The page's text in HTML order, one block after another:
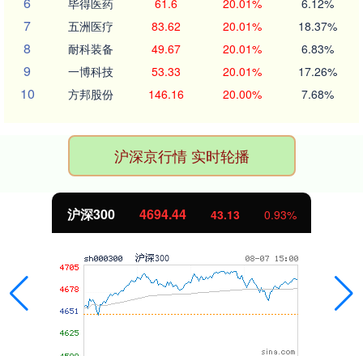
7 五洲医疗 83.62 20.01% 18.37%
8 耐科装备 49.67 20.01% 6.83%
9 一博科技 53.33 20.01% 17.26%
10 方邦股份 146.16 20.00% 7.68%
沪深京行情 实时轮播
沪深300 4694.44 43.13 0.93%